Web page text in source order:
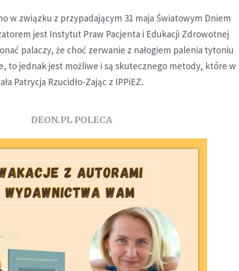
w związku z przypadającym 31 maja Światowym Dniem
jest Instytut Praw Pacjenta i Edukacji Zdrowotnej
palaczy, że choć zerwanie z nałogiem palenia tytoniu
to jednak jest możliwe i są skutecznego metody, które w
Patrycja Rzucidło-Zając z IPPiEZ.
DEON.PL POLECA